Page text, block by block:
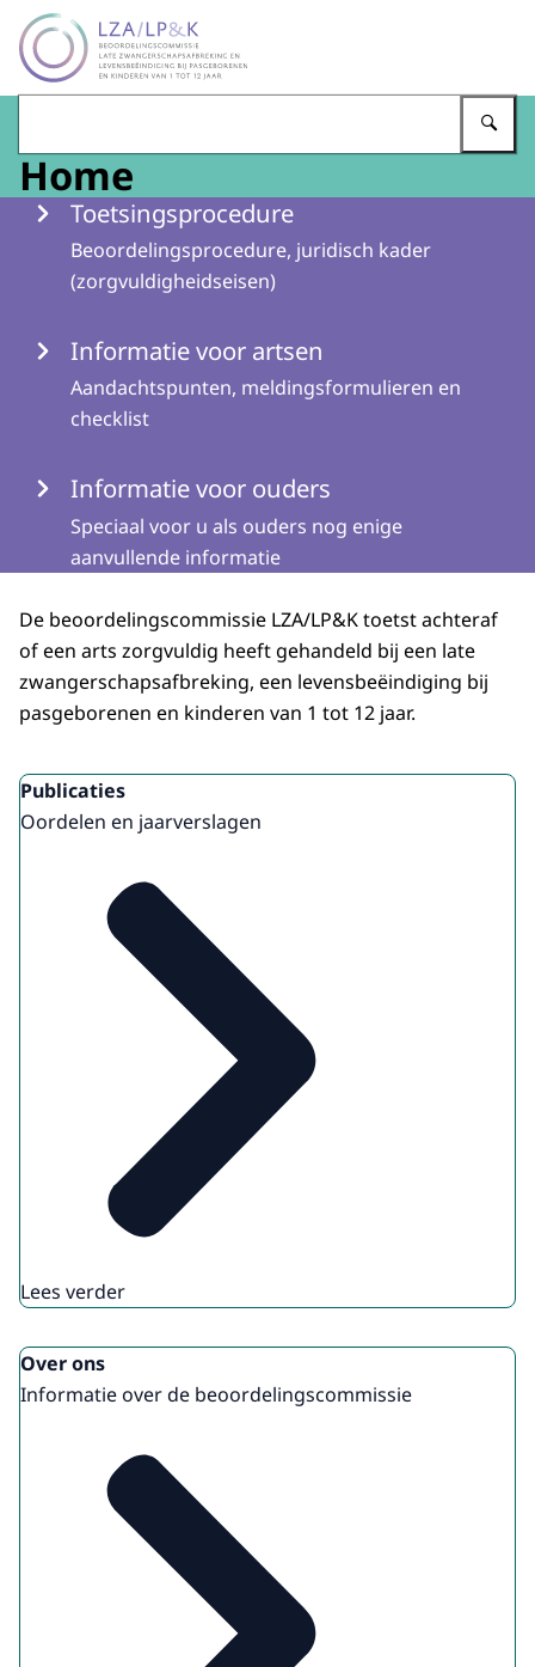
Naar de homepage van LZA-LP&K - Late
Home
MenuToetsingsprocedure
Beoordelingsprocedure, juridisch kader
(zorgvuldigheidseisen)
Informatie voor artsen
Aandachtspunten, meldingsformulieren en
checklist
Informatie voor ouders
Speciaal voor u als ouders nog enige
aanvullende informatie
De beoordelingscommissie LZA/LP&K toetst achteraf
of een arts zorgvuldig heeft gehandeld bij een late
zwangerschapsafbreking, een levensbeëindiging bij
pasgeborenen en kinderen van 1 tot 12 jaar.
Uitgelicht
Publicaties
Oordelen en jaarverslagen
Lees verder
Over ons
Informatie over de beoordelingscommissie